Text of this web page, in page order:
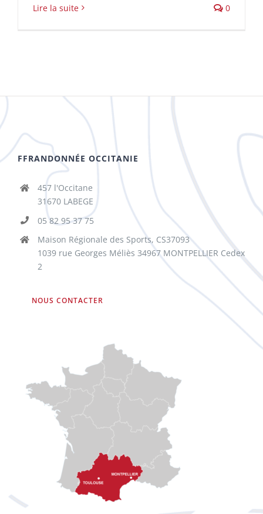
Lire la suite 0
FFRANDONNÉE OCCITANIE
457 l'Occitane
31670 LABEGE
05 82 95 37 75
Maison Régionale des Sports, CS37093
1039 rue Georges Méliès 34967 MONTPELLIER Cedex
2
NOUS CONTACTER